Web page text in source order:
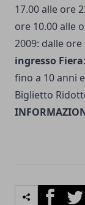
17.00 alle ore
ore 10.00 alle
2009: dalle ore
ingresso Fiera
fino a 10 anni
Biglietto
Facebook